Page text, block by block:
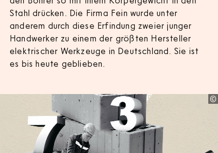
Stahl drücken. Die Firma Fein wurde unter
anderem durch diese Erfindung zweier junger
Handwerker zu einem der größten Hersteller
elektrischer Werkzeuge in Deutschland. Sie ist
es bis heute geblieben.